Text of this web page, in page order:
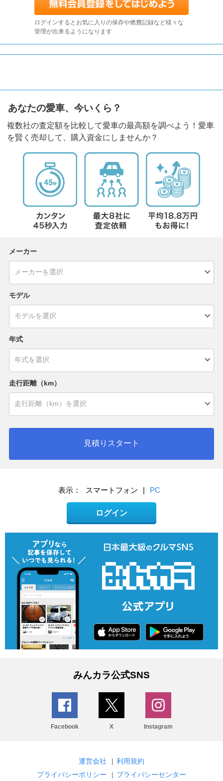
ログインするとお気に入りの保存や燃費記録など様々な
管理が出来るようになります
あなたの愛車、今いくら？
複数社の査定額を比較して愛車の最高額を調べよう！愛車
を賢く売却して、購入資金にしませんか？
メーカー
モデル
年式
走行距離（km）
見積りスタート
表示： スマートフォン | PC
ログイン
みんカラ公式SNS
Facebook X Instagram
運営会社 | 利用規約
プライバシーポリシー
| プライバシーセンター